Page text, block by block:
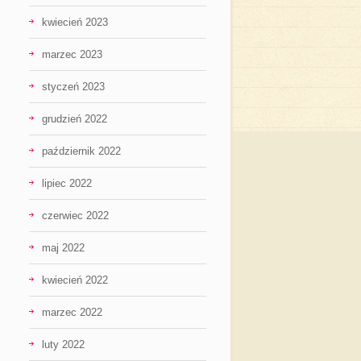
kwiecień 2023
marzec 2023
styczeń 2023
grudzień 2022
październik 2022
lipiec 2022
czerwiec 2022
maj 2022
kwiecień 2022
marzec 2022
luty 2022